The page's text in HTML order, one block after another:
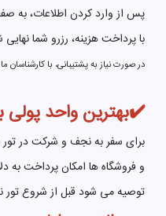
پس از وارد کردن اطلاعات، به
با پرداخت هزینه، رزرو شما
در صورت نیاز به پشتیبانی، با کارشناسان
✔️بهترین واحد
برای سفر به نجف و شرکت در تور
و فروشگاه ها امکان پرداخت به
توصیه می شود قبل از شروع تور